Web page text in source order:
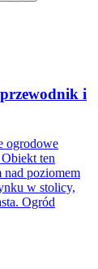
i
ogrodowe
ten
nad poziomem
w stolicy,
Ogród